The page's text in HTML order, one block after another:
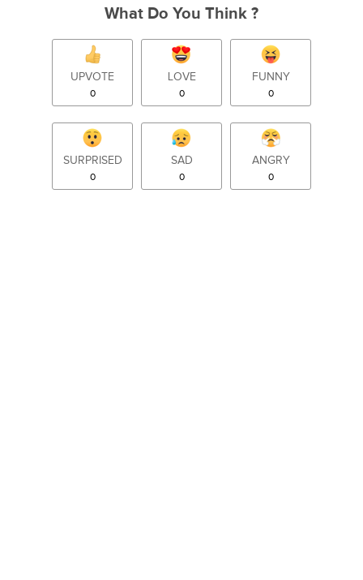
What Do You Think ?
UPVOTE
0
LOVE
0
FUNNY
0
SURPRISED
0
SAD
0
ANGRY
0